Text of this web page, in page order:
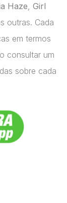
Haze Girl
outras. Cada
em termos
consultar um
sobre cada